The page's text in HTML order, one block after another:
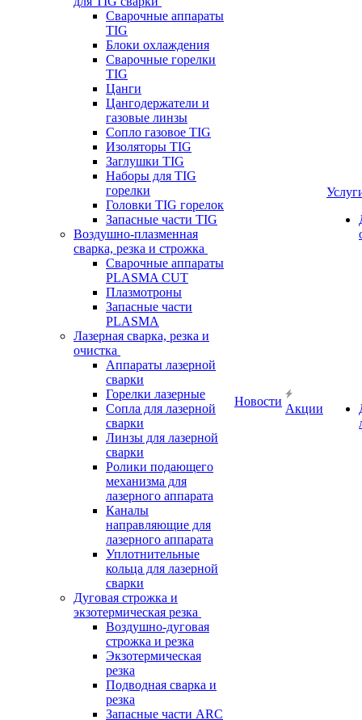
Сварочные аппараты
TIG
Блоки охлаждения
Сварочные горелки
TIG
Цанги
Цангодержатели и
газовые линзы
Сопло газовое TIG
Изоляторы TIG
Заглушки TIG
Наборы для TIG
горелки
Головки TIG горелок
Запасные части TIG
Воздушно-плазменная
сварка, резка и строжка
Сварочные аппараты
PLASMA CUT
Плазмотроны
Запасные части
PLASMA
Лазерная сварка, резка и
очистка
Аппараты лазерной
сварки
Горелки лазерные
Сопла для лазерной
сварки
Линзы для лазерной
сварки
Ролики подающего
механизма для
лазерного аппарата
Каналы
направляющие для
лазерного аппарата
Уплотнительные
кольца для лазерной
сварки
Дуговая строжка и
экзотермическая резка
Воздушно-дуговая
строжка и резка
Экзотермическая
резка
Подводная сварка и
резка
Запасные части ARC
Новости
Акции